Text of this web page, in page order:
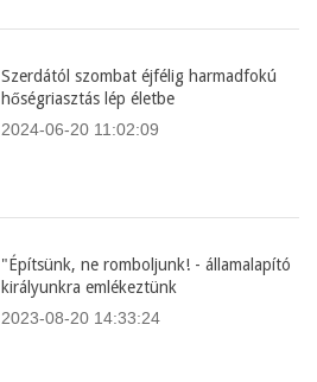
Szerdától szombat éjfélig harmadfokú
hőségriasztás lép életbe
2024-06-20 11:02:09
"Építsünk, ne romboljunk! - államalapító
királyunkra emlékeztünk
2023-08-20 14:33:24